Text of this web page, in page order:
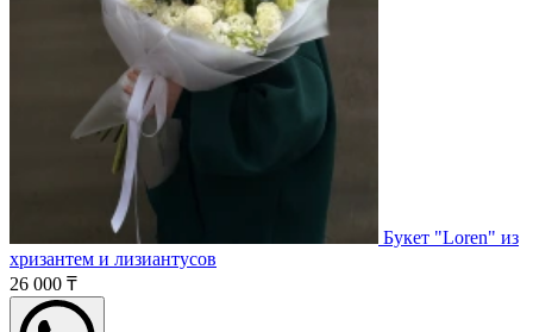
Букет "Loren" из
хризантем и лизиантусов
26 000 ₸